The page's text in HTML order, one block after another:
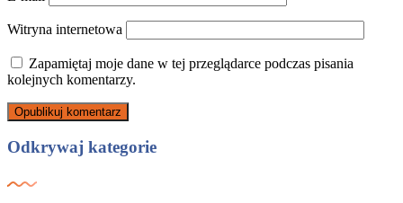
Witryna internetowa
Zapamiętaj moje dane w tej przeglądarce podczas pisania
kolejnych komentarzy.
Odkrywaj kategorie